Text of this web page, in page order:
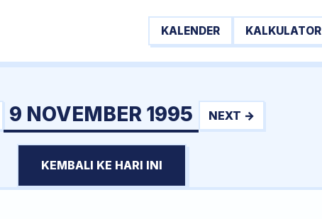
KALENDER KALKULATOR
9 NOVEMBER 1995 NEXT →
KEMBALI KE HARI INI